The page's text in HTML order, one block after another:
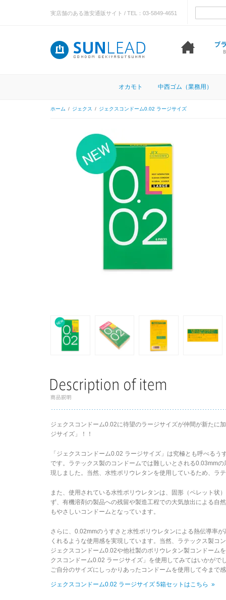
実店舗のある激安通販サイト / TEL：03-5849-4651
オカモト 中西ゴム（業務用）
ホーム / ジェクス / ジェクスコンドーム0.02 ラージサイズ
ジェクスコンドーム0.02に待望のラージサイズが仲間が新た
ジサイズ」！！
「ジェクスコンドーム0.02 ラージサイズ」は究極とも呼べる
です。ラテックス製のコンドームでは難しいとされる0.03mm
現しました。当然、水性ポリウレタンを使用しているため、ラ
また、使用されている水性ポリウレタンは、固形（ペレット状
ず、有機溶剤の製品への残留や製造工程での大気放出による自
もやさしいコンドームとなっています。
さらに、0.02mmのうすさと水性ポリウレタンによる熱伝導率
くれるような使用感を実現しています。当然、ラテックス製コ
ジェクスコンドーム0.02や他社製のポリウレタン製コンドーム
クスコンドーム0.02 ラージサイズ」を使用してみてはいかがで
ご自分のサイズにしっかりあったコンドームを使用して今まで
ジェクスコンドーム0.02 ラージサイズ 5箱セットはこちら »